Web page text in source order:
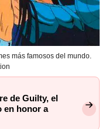
más famosos del mundo.
de Guilty, el
en honor a